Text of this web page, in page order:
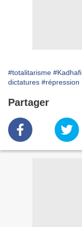
#totalitarisme #Kadhafi
dictatures #répression
Partager